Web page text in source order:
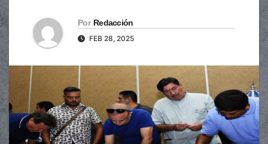
Por Redacción
FEB 28, 2025